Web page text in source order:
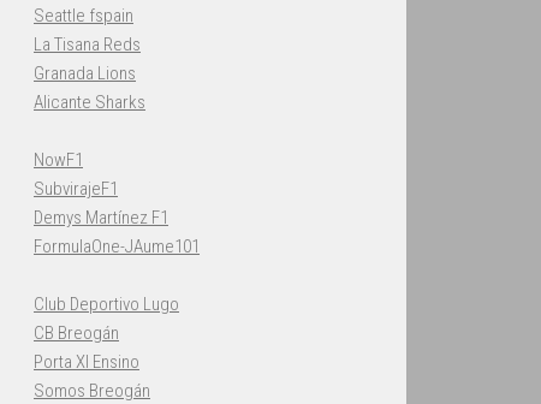
Seattle fspain
La Tisana Reds
Granada Lions
Alicante Sharks
NowF1
SubvirajeF1
Demys Martínez F1
FormulaOne-JAume101
Club Deportivo Lugo
CB Breogán
Porta XI Ensino
Somos Breogán